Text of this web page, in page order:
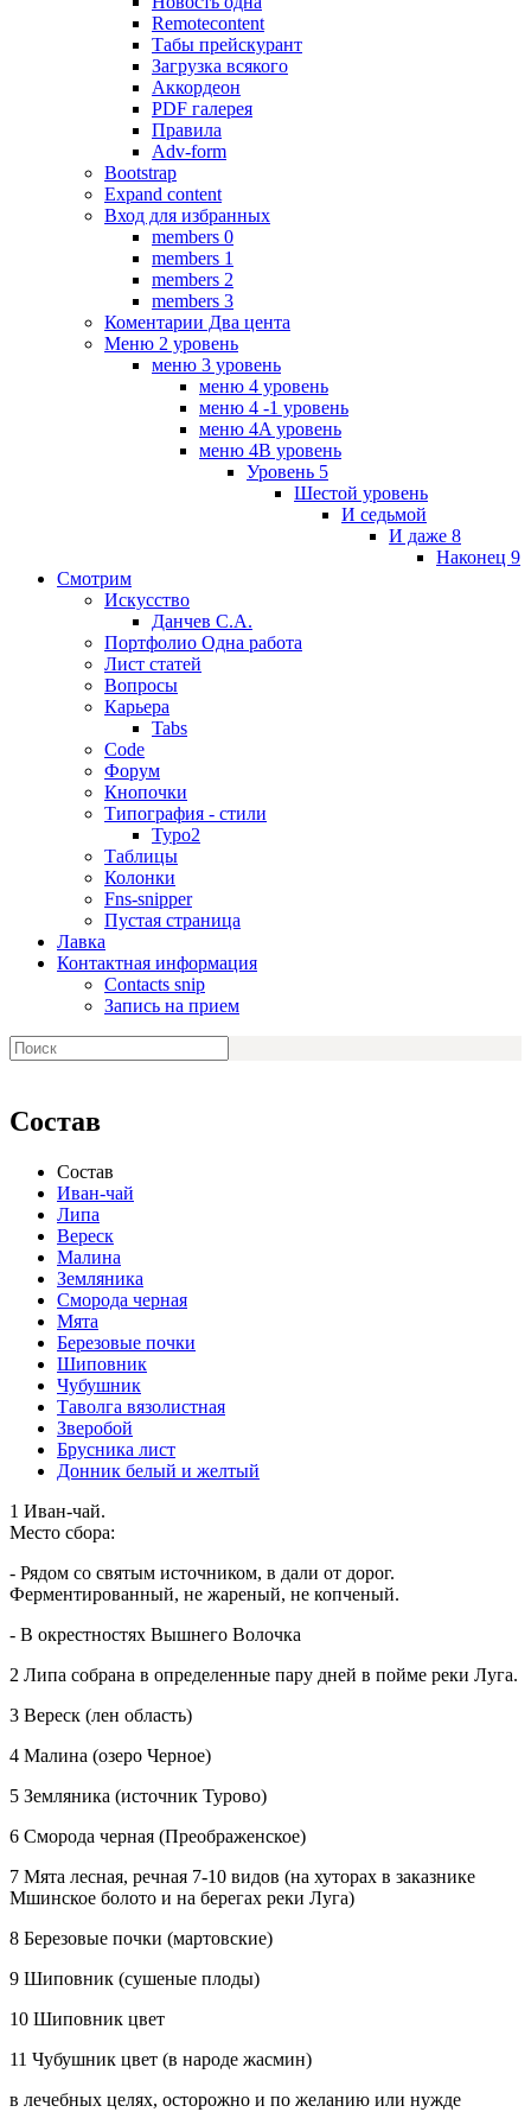
Remotecontent
Табы прейскурант
Загрузка всякого
Аккордеон
PDF галерея
Правила
Adv-form
Bootstrap
Expand content
Вход для избранных
members 0
members 1
members 2
members 3
Коментарии Два цента
Меню 2 уровень
меню 3 уровень
меню 4 уровень
меню 4 -1 уровень
меню 4A уровень
меню 4B уровень
Уровень 5
Шестой уровень
И седьмой
И даже 8
Наконец 9
Смотрим
Искусство
Данчев С.А.
Портфолио Одна работа
Лист статей
Вопросы
Карьера
Tabs
Code
Форум
Кнопочки
Типография - стили
Typo2
Таблицы
Колонки
Fns-snipper
Пустая страница
Лавка
Контактная информация
Contacts snip
Запись на прием
Состав
Состав
Иван-чай
Липа
Вереск
Малина
Земляника
Сморода черная
Мята
Березовые почки
Шиповник
Чубушник
Таволга вязолистная
Зверобой
Брусника лист
Донник белый и желтый
1 Иван-чай.
Место сбора:
- Рядом со святым источником, в дали от дорог.
Ферментированный, не жареный, не копченый.
- В окрестностях Вышнего Волочка
2 Липа собрана в определенные пару дней в пойме реки Луга.
3 Вереск (лен область)
4 Малина (озеро Черное)
5 Земляника (источник Турово)
6 Сморода черная (Преображенское)
7 Мята лесная, речная 7-10 видов (на хуторах в заказнике
Мшинское болото и на берегах реки Луга)
8 Березовые почки (мартовские)
9 Шиповник (сушеные плоды)
10 Шиповник цвет
11 Чубушник цвет (в народе жасмин)
в лечебных целях, осторожно и по желанию или нужде